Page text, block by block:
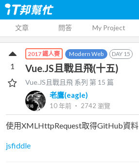
文章 問答 My Project
2017 鐵人賽 Modern Web DAY 15
Vue.JS且戰且飛(十五)
Vue.JS且戰且飛 系列 第 15 篇
老鷹(eagle)
10 年前 ‧ 2742 瀏覽
1
使用XMLHttpRequest取得GitHub資料
jsfiddle